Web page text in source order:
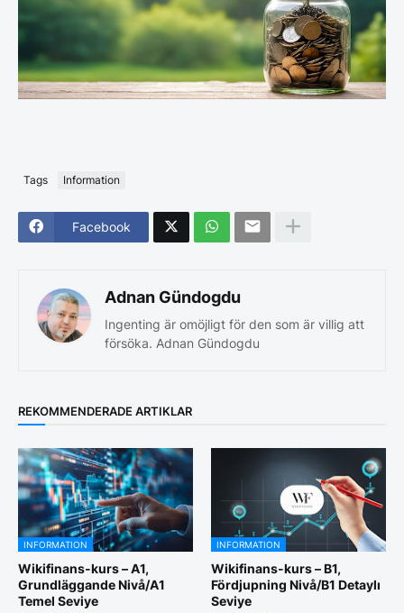
Tags Information
Facebook
Adnan Gündogdu
Ingenting är omöjligt för den som är villig att
försöka. Adnan Gündogdu
REKOMMENDERADE ARTIKLAR
INFORMATION
Wikifinans-kurs – A1,
Grundläggande Nivå/A1
Temel Seviye
INFORMATION
Wikifinans-kurs – B1,
Fördjupning Nivå/B1 Detaylı
Seviye